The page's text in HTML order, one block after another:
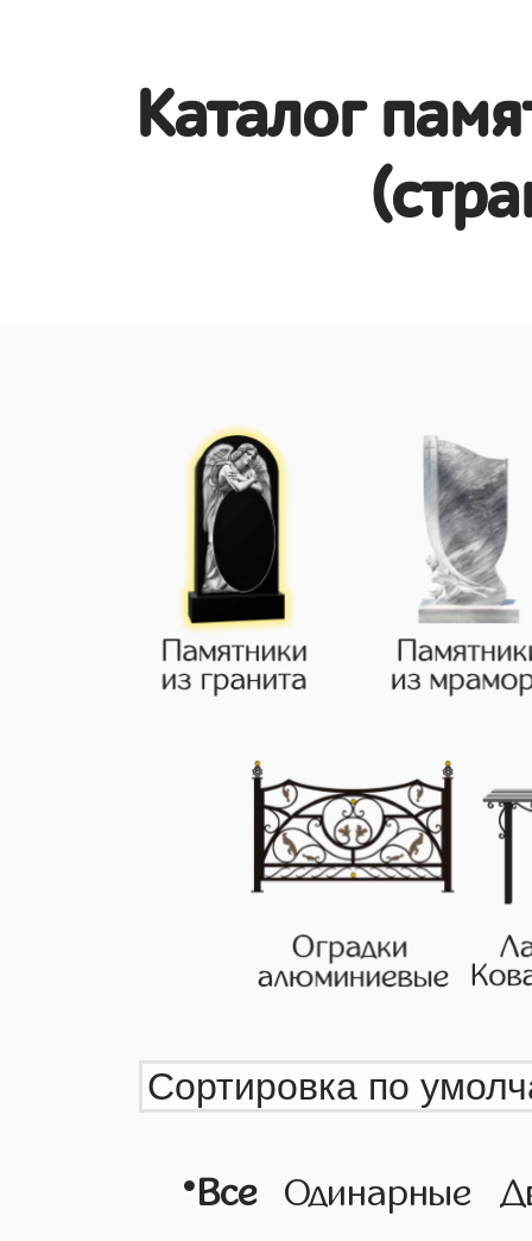
Каталог
•Все Одинарные